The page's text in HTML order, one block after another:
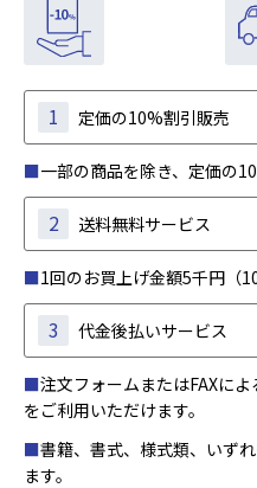
1 定価の10%割引販売
■一部の商品を除き、定価の
2 送料無料サービス
■1回のお買上げ金額5千円（
3 代金後払いサービス
■注文フォームまたはFAXによ
をご利用いただけます。
■書籍、書式、様式類、いず
ます。